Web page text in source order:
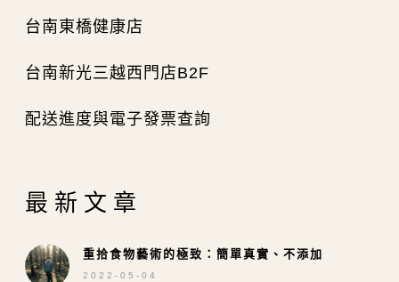
台南東橋健康店
台南新光三越西門店B2F
配送進度與電子發票查詢
最新文章
重拾食物藝術的極致：簡單真實、不添加
2022-05-04